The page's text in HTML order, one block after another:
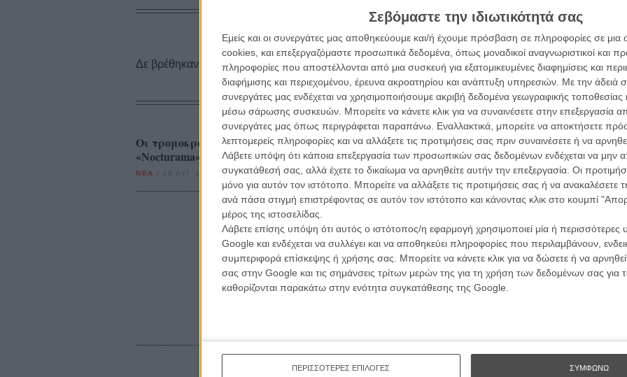
Σεβόμαστε την ιδιωτικότητά σας
Εμείς και οι συνεργάτες μας αποθηκεύουμε και/ή έχουμε πρόσβαση σε πληροφορίες σε
cookies, και επεξεργαζόμαστε προσωπικά δεδομένα, όπως μοναδικοί αναγνωριστικοί και
πληροφορίες που αποστέλλονται από μια συσκευή για εξατομικευμένες διαφημίσεις και
διαφήμισης και περιεχομένου, έρευνα ακροατηρίου και ανάπτυξη υπηρεσιών. Με την άδειά
συνεργάτες μας ενδέχεται να χρησιμοποιήσουμε ακριβή δεδομένα γεωγραφικής τοποθεσίας
μέσω σάρωσης συσκευών. Μπορείτε να κάνετε κλικ για να συναινέσετε στην επεξεργασία
συνεργάτες μας όπως περιγράφεται παραπάνω. Εναλλακτικά, μπορείτε να αποκτήσετε
λεπτομερείς πληροφορίες και να αλλάξετε τις προτιμήσεις σας πριν συναινέσετε ή να
Λάβετε υπόψη ότι κάποια επεξεργασία των προσωπικών σας δεδομένων ενδέχεται να μην
συγκατάθεσή σας, αλλά έχετε το δικαίωμα να αρνηθείτε αυτήν την επεξεργασία. Οι
μόνο για αυτόν τον ιστότοπο. Μπορείτε να αλλάξετε τις προτιμήσεις σας ή να ανακαλέσετε
ανά πάσα στιγμή επιστρέφοντας σε αυτόν τον ιστότοπο και κάνοντας κλικ στο κουμπί
μέρος της ιστοσελίδας.
Λάβετε επίσης υπόψη ότι αυτός ο ιστότοπος/η εφαρμογή χρησιμοποιεί μία ή περισσότερες
Google και ενδέχεται να συλλέγει και να αποθηκεύει πληροφορίες που περιλαμβάνουν,
συμπεριφορά επίσκεψης ή χρήσης σας. Μπορείτε να κάνετε κλικ για να δώσετε ή να
σας στην Google και τις σημάνσεις τρίτων μερών της για τη χρήση των δεδομένων σας
καθορίζονται παρακάτω στην ενότητα συγκατάθεσης της Google.
ΠΕΡΙΣΣΟΤΕΡΕΣ ΕΠΙΛΟΓΕΣ ΣΥΜΦΩΝΩ
ΤΑΙΝΙΕΣ
Δε βρέθηκαν σχετικές κριτικές ταινιών.
ΑΡΘΡΑ
Οι τρομοκράτες δεν έχουν απαραίτητα το πρόσωπο που νομίζετε στο
«Nocturama» του Μπερτράν Μπονελό
ΝΕΑ 29 ΑΥΓ 2016 / Γιώργος Κρασσακόπουλος
Βιμ
Η
σε
Εγγράψου